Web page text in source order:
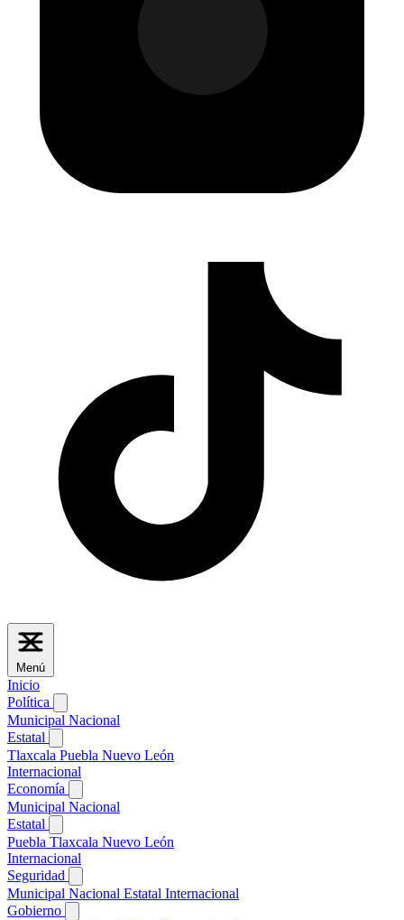
Menú
Inicio
Política
Municipal Nacional
Estatal
Tlaxcala Puebla Nuevo León
Internacional
Economía
Municipal Nacional
Estatal
Puebla Tlaxcala Nuevo León
Internacional
Seguridad
Municipal Nacional Estatal Internacional
Gobierno